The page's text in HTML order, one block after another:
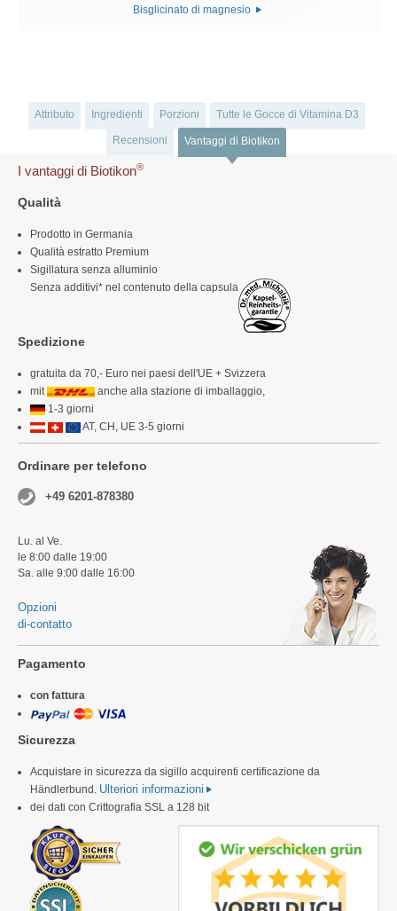
Bisglicinato di magnesio
Attributo Ingredienti Porzioni Tutte le Gocce di Vitamina D3
Recensioni Vantaggi di Biotikon
I vantaggi di Biotikon®
Qualità
Prodotto in Germania
Qualità estratto Premium
Sigillatura senza alluminio
Senza additivi* nel contenuto della capsula
Spedizione
gratuita da 70,- Euro nei paesi dell'UE + Svizzera
mit
anche alla stazione di imballaggio,
1-3 giorni
AT, CH, UE 3-5 giorni
Ordinare per telefono
+49 6201-878380
Lu. al Ve.
le 8:00 dalle 19:00
Sa. alle 9:00 dalle 16:00
Opzioni
di-contatto
Pagamento
con fattura
Sicurezza
Acquistare in sicurezza da sigillo acquirenti certificazione da
Händlerbund. Ulteriori informazioni
dei dati con Crittografia SSL a 128 bit